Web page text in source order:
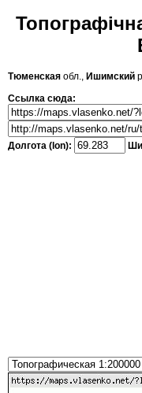
Тюменская обл., Ишимский
Ссылка сюда:
Долгота (lon):